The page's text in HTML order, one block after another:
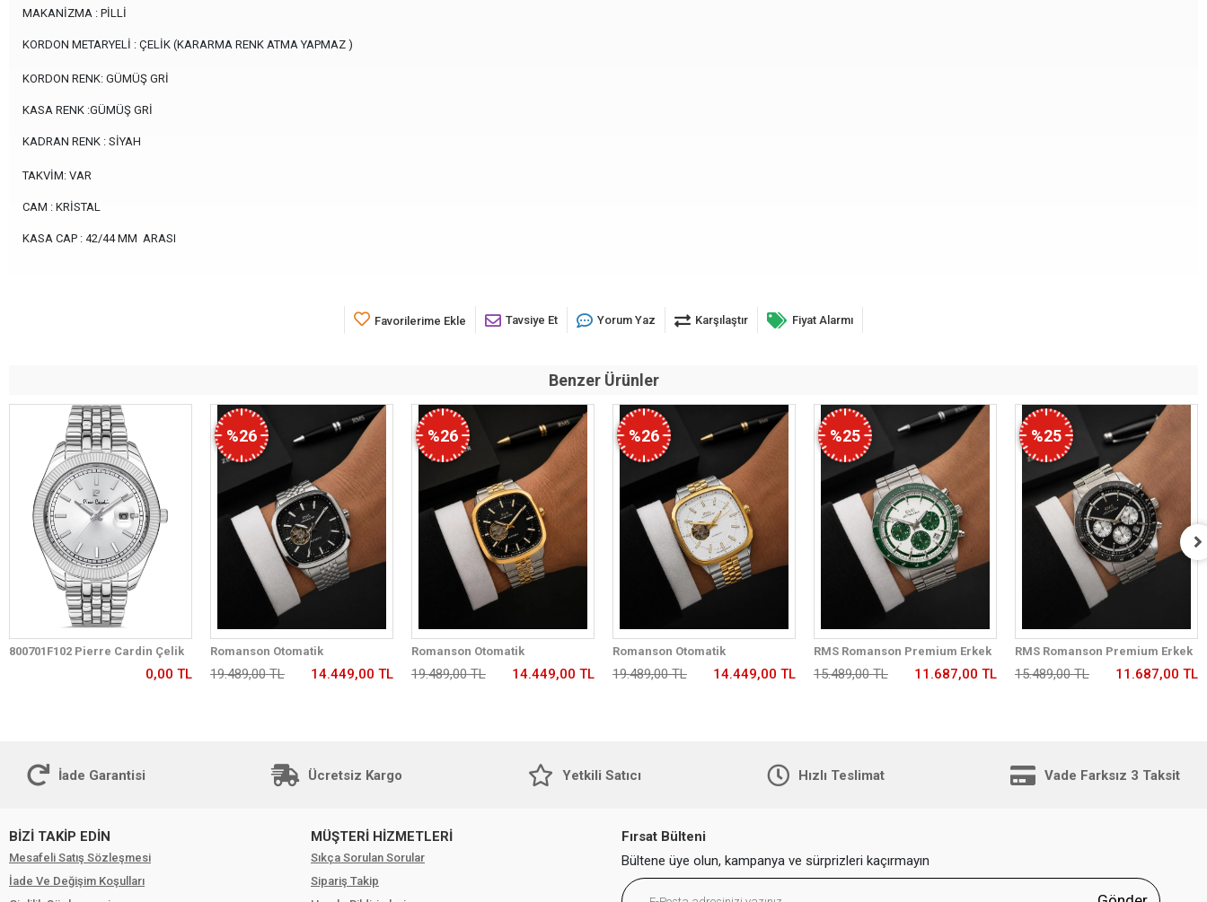
MAKANİZMA : PİLLİ
KORDON METARYELİ : ÇELİK (KARARMA RENK ATMA YAPMAZ )
KORDON RENK: GÜMÜŞ GRİ
KASA RENK :GÜMÜŞ GRİ
KADRAN RENK : SİYAH
TAKVİM: VAR
CAM : KRİSTAL
KASA CAP : 42/44 MM ARASI
Favorilerime Ekle Tavsiye Et Yorum Yaz Karşılaştır Fiyat Alarmı
Benzer Ürünler
800701F102 Pierre Cardin Çelik
Kordon Erkek Kol Saati 30 Mt Su
0,00 TL
%26
Romanson Otomatik
Mekanizmalı Premium Erkek
Kol Saati 5 ATM Suya Dayanıklı 2
19.489,00 TL 14.449,00 TL
%26
Romanson Otomatik
Mekanizmalı Premium Erkek
Kol Saati 5 ATM Suya Dayanıklı 2
19.489,00 TL 14.449,00 TL
%26
Romanson Otomatik
Mekanizmalı Premium Erkek
Kol Saati 5 ATM Suya Dayanıklı 2
19.489,00 TL 14.449,00 TL
%25
RMS Romanson Premium Erkek
Kol Saati Çelik Kordon 5 ATM Su
Geçirmez Kronometreli Kadran
15.489,00 TL 11.687,00 TL
%25
RMS Romanson Premium Erkek
Kol Saati Çelik Kordon 5 ATM Su
Geçirmez Kronometreli Kadran
15.489,00 TL 11.687,00 TL
İade Garantisi Ücretsiz Kargo Yetkili Satıcı Hızlı Teslimat Vade Farksız 3 Taksit
BİZİ TAKİP EDİN
Mesafeli Satış Sözleşmesi
İade Ve Değişim Koşulları
MÜŞTERİ HİZMETLERİ
Sıkça Sorulan Sorular
Sipariş Takip
Fırsat Bülteni
Bültene üye olun, kampanya ve sürprizleri kaçırmayın